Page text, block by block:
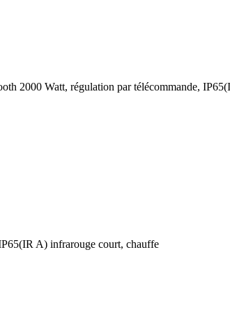
2000 Watt, régulation par télécommande,
A) infrarouge court, chauffe